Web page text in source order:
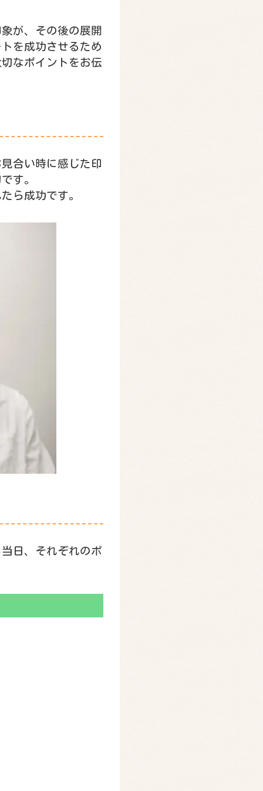
が、その後の展開
を成功させるため
なポイントをお伝
合い時に感じた印
す。
ら成功です。
日、それぞれのポ